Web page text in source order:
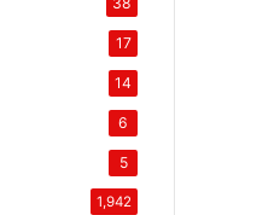
17
14
6
5
1,942